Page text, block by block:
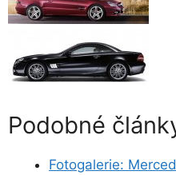
Podobné
Fotogalerie: